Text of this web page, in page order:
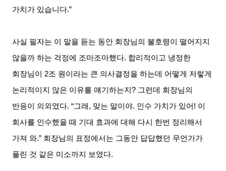
가치가 있습니다.”
사실 필자는 이 말을 듣는 동안 회장님의 불호령이 떨어지지
않을까 하는 걱정에 조마조마했다. 합리적이고 냉정한
회장님이
2조 원이라는 큰 의사결정을 하는데 어떻게 저렇게
논리적이지 않은 이유를 얘기하는지? 그런데 회장님의
반응이 의외였다. “그래 , 맞는 말이야. 인수 가치가 있어 ! 이
회사를 인수했을 때 기대 효과에 대해 다시 한번 정리해서
가져 와.” 회장님의 표정에서는 그동안 답답했던 무언가가
풀린 것 같은 미소까지 보였다.